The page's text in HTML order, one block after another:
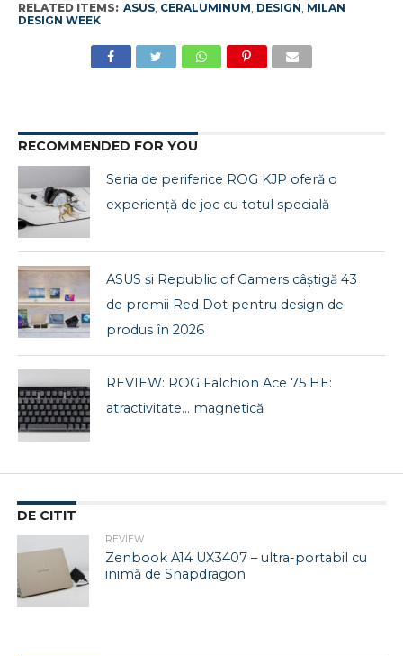
RELATED ITEMS: ASUS, CERALUMINUM DESIGN MILAN
DESIGN WEEK
RECOMMENDED FOR YOU
Seria de periferice ROG KJP oferă o
experiență de joc cu totul specială
ASUS și Republic of Gamers câștigă 43
de premii Red Dot pentru design de
produs în 2026
REVIEW: ROG Falchion Ace 75 HE:
atractivitate… magnetică
DE CITIT
REVIEW
Zenbook A14 UX3407 – ultra-portabil cu
inimă de Snapdragon